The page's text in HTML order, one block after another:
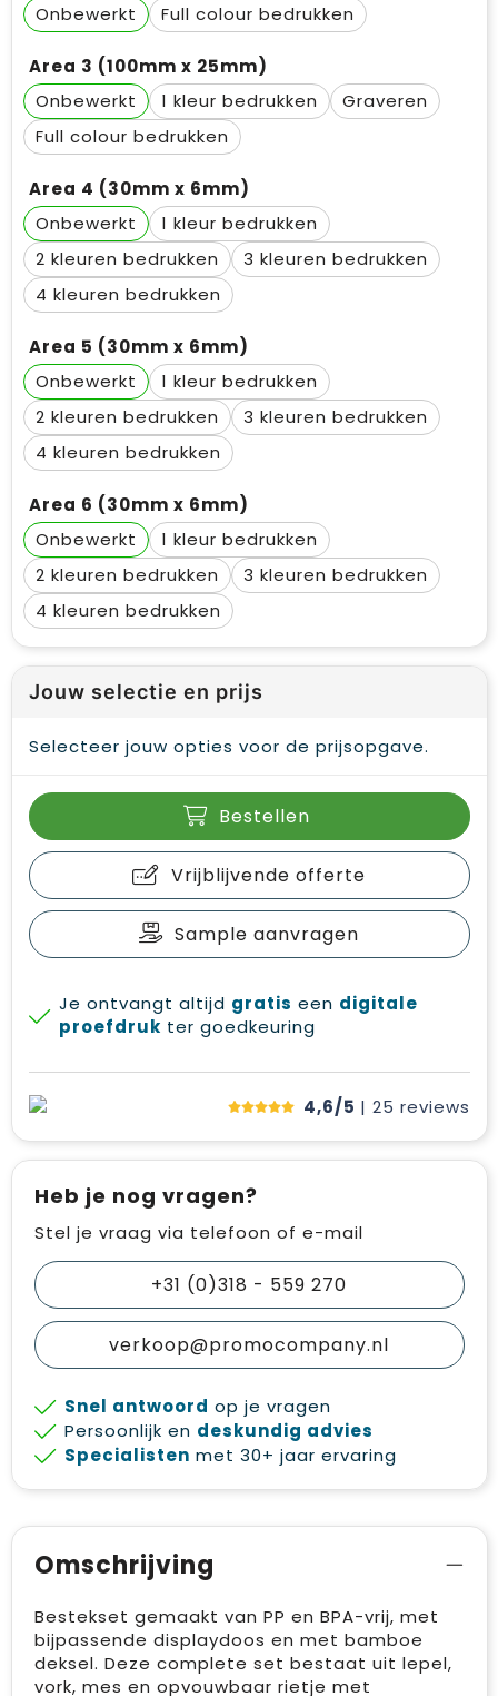
Onbewerkt
Full colour
Area 3 (100mm x 25mm)
Onbewerkt
1
Graveren
Full colour
Area 4 (30mm x 6mm)
Onbewerkt
1
2
3
4
Area 5 (30mm x 6mm)
Onbewerkt
1
2
3
4
Area 6 (30mm x 6mm)
Onbewerkt
1
2
3
4
Jouw selectie en prijs
Selecteer jouw opties voor de prijsopgave.
Bestellen
Vrijblijvende offerte
Sample aanvragen
Je ontvangt altijd gratis een digitale
proefdruk ter goedkeuring
4,6/5 | 25 reviews
Heb je nog vragen?
Stel je vraag via telefoon of e-mail
+31 (0)318 - 559 270
verkoop@promocompany.nl
Snel antwoord op je vragen
Persoonlijk en deskundig advies
Specialisten met 30+ jaar ervaring
Omschrijving
Bestekset gemaakt van PP en BPA-vrij, met
bijpassende displaydoos en met bamboe
deksel. Deze complete set bestaat uit lepel,
vork, mes en opvouwbaar rietje met